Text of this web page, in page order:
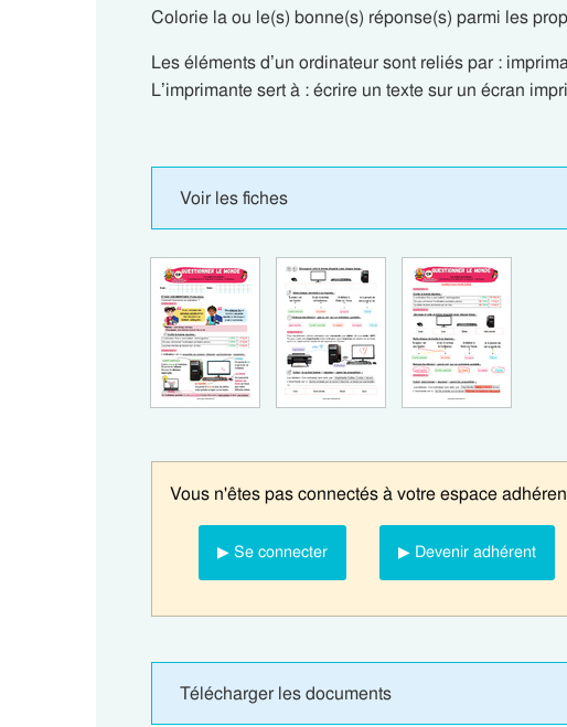
Colorie la ou le(s) bonne(s) réponse(s) parmi les
Les éléments d’un ordinateur sont reliés par :
L’imprimante sert à : écrire un texte sur un écran
Voir les fiches
Vous n'êtes pas connectés à votre espace
▶ Se connecter ▶ Devenir adhérent
Télécharger les documents